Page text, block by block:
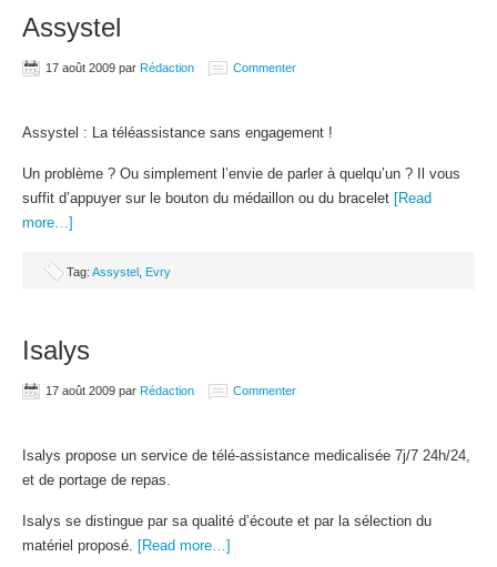
Assystel
17 août 2009 par Rédaction Commenter
Assystel : La téléassistance sans engagement !
Un problème ? Ou simplement l’envie de parler à quelqu’un ? Il vous
suffit d’appuyer sur le bouton du médaillon ou du bracelet [Read
more…]
Tag: Assystel Evry
Isalys
17 août 2009 par Rédaction Commenter
Isalys propose un service de télé-assistance medicalisée 7j/7 24h/24,
et de portage de repas.
Isalys se distingue par sa qualité d’écoute et par la sélection du
matériel proposé.
[Read more…]